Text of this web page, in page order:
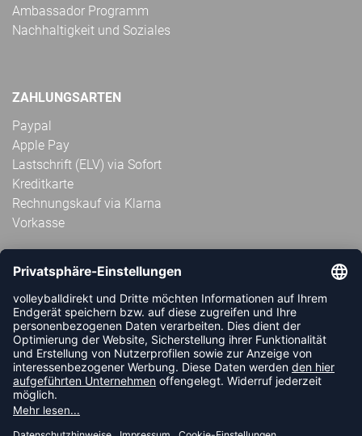
Ambassador Programm
Nachhaltigkeit und Soziales
ZAHLUNGSARTEN
Paypal
Apple Pay
Lastschrift (ELV) via Sofort
Kreditkarte
Rechnungskauf via Klarna
Vorkasse
ABONNIERE JETZT DEN KOSTENLOSEN
VOLLEYBALLDIREKT-NEWSLETTER UND VERPASSE KEINE
NEUIGKEIT ODER AKTION MEHR.
JETZT ANMELDEN